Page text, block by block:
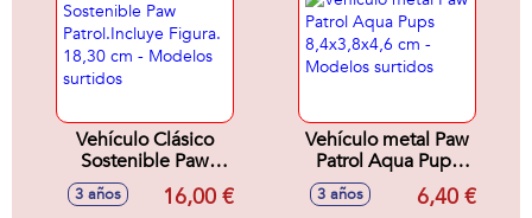
Vehículo Clásico
Sostenible Paw
Patrol.Incluye
Figura. 18,30 cm -
3 años 16,00 €
Vehículo metal Paw
Patrol Aqua Pups
8,4x3,8x4,6 cm -
Modelos surtidos
3 años 6,40 €